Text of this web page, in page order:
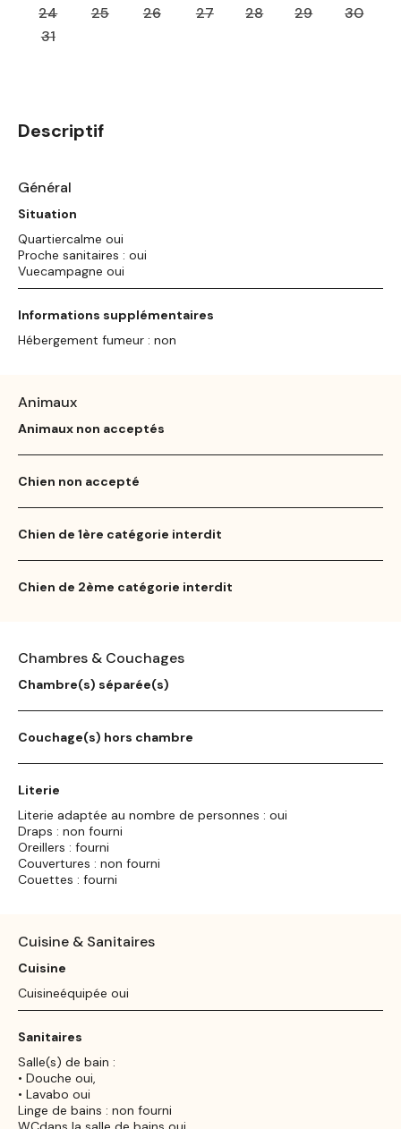
24
25 26 27 28 29
30
31
Descriptif
Général
Situation
Quartiercalme oui
Proche sanitaires : oui
Vuecampagne oui
Informations supplémentaires
Hébergement fumeur : non
Animaux
Animaux non acceptés
Chien non accepté
Chien de 1ère catégorie interdit
Chien de 2ème catégorie interdit
Chambres & Couchages
Chambre(s) séparée(s)
Couchage(s) hors chambre
Literie
Literie adaptée au nombre de personnes : oui
Draps : non fourni
Oreillers : fourni
Couvertures : non fourni
Couettes : fourni
Cuisine & Sanitaires
Cuisine
Cuisineéquipée oui
Sanitaires
Salle(s) de bain :
• Douche oui,
• Lavabo oui
Linge de bains : non fourni